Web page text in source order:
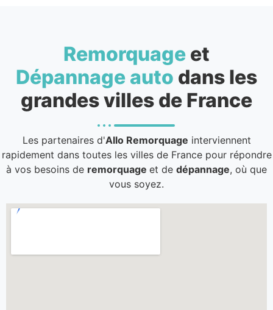
Remorquage et
Dépannage auto dans les
grandes villes de France
Les partenaires d'Allo Remorquage interviennent
rapidement dans toutes les villes de France pour répondre
à vos besoins de remorquage et de dépannage, où que
vous soyez.